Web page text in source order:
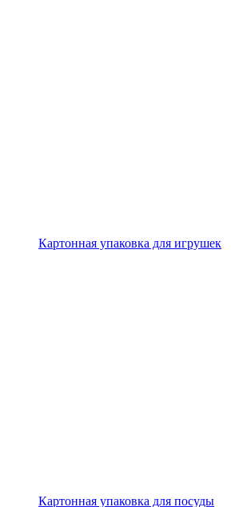
Картонная упаковка для игрушек
Картонная упаковка для посуды